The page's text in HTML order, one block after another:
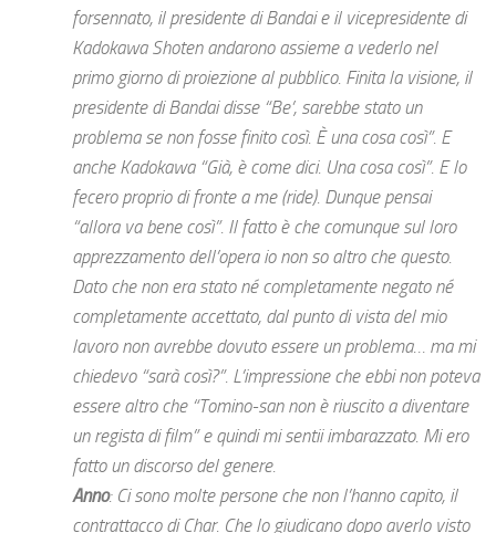
forsennato, il presidente di Bandai e il vicepresidente di
Kadokawa Shoten andarono assieme a vederlo nel
primo giorno di proiezione al pubblico. Finita la visione, il
presidente di Bandai disse “Be’, sarebbe stato un
problema se non fosse finito così. È una cosa così”. E
anche Kadokawa “Già, è come dici. Una cosa così”. E lo
fecero proprio di fronte a me (ride). Dunque pensai
“allora va bene così”. Il fatto è che comunque sul loro
apprezzamento dell’opera io non so altro che questo.
Dato che non era stato né completamente negato né
completamente accettato, dal punto di vista del mio
lavoro non avrebbe dovuto essere un problema… ma mi
chiedevo “sarà così?”. L’impressione che ebbi non poteva
essere altro che “Tomino-san non è riuscito a diventare
un regista di film” e quindi mi sentii imbarazzato. Mi ero
fatto un discorso del genere.
Anno: Ci sono molte persone che non l’hanno capito, il
contrattacco di Char. Che lo giudicano dopo averlo visto